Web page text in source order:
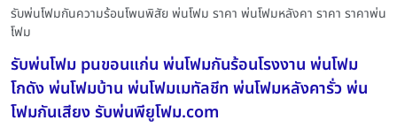
รับพ่นโฟมกันความร้อนโพนพิสัย พ่นโฟม ราคา พ่นโฟมหลังคา ราคา ราคาพ่น
โฟม
รับพ่นโฟม puขอนแก่น พ่นโฟมกันร้อนโรงงาน พ่นโฟม
โกดัง พ่นโฟมบ้าน พ่นโฟมเมทัลชีท พ่นโฟมหลังคารั่ว พ่น
โฟมกันเสียง รับพ่นพียูโฟม.com